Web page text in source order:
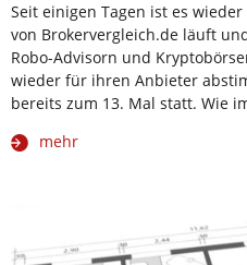
Seit einigen Tagen ist es
von Brokervergleich.de läuft
Robo-Advisorn und
wieder für ihren Anbieter
bereits zum 13. Mal statt. Wie
mehr